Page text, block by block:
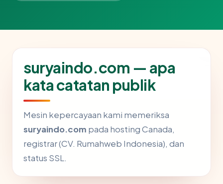
suryaindo.com — apa
kata catatan publik
Mesin kepercayaan kami memeriksa
suryaindo.com pada hosting Canada,
registrar (CV. Rumahweb Indonesia), dan
status SSL.